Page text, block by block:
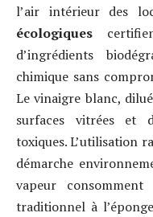
l’air intérieur des
écologiques
d’ingrédients
chimique sans
Le vinaigre blanc,
surfaces vitrées et
toxiques. L’utilisation
démarche
vapeur consomment
traditionnel à